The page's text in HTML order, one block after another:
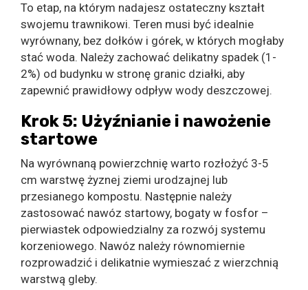
To etap, na którym nadajesz ostateczny kształt
swojemu trawnikowi. Teren musi być idealnie
wyrównany, bez dołków i górek, w których mogłaby
stać woda. Należy zachować delikatny spadek (1-
2%) od budynku w stronę granic działki, aby
zapewnić prawidłowy odpływ wody deszczowej.
Krok 5: Użyźnianie i nawożenie
startowe
Na wyrównaną powierzchnię warto rozłożyć 3-5
cm warstwę żyznej ziemi urodzajnej lub
przesianego kompostu. Następnie należy
zastosować nawóz startowy, bogaty w fosfor –
pierwiastek odpowiedzialny za rozwój systemu
korzeniowego. Nawóz należy równomiernie
rozprowadzić i delikatnie wymieszać z wierzchnią
warstwą gleby.